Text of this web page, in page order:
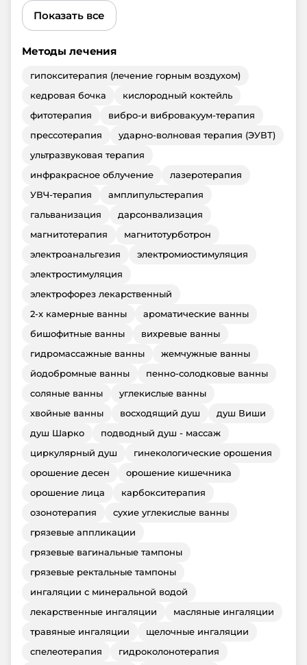
Показать все
Методы лечения
гипокситерапия (лечение горным воздухом)
кедровая бочка
кислородный коктейль
фитотерапия
вибро-и вибровакуум-терапия
прессотерапия
ударно-волновая терапия (ЭУВТ)
ультразвуковая терапия
инфракрасное облучение
лазеротерапия
УВЧ-терапия
амплипульстерапия
гальванизация
дарсонвализация
магнитотерапия
магнитотурботрон
электроанальгезия
электромиостимуляция
электростимуляция
электрофорез лекарственный
2-х камерные ванны
ароматические ванны
бишофитные ванны
вихревые ванны
гидромассажные ванны
жемчужные ванны
йодобромные ванны
пенно-солодковые ванны
соляные ванны
углекислые ванны
хвойные ванны
восходящий душ
душ Виши
душ Шарко
подводный душ - массаж
циркулярный душ
гинекологические орошения
орошение десен
орошение кишечника
орошение лица
карбокситерапия
озонотерапия
сухие углекислые ванны
грязевые аппликации
грязевые вагинальные тампоны
грязевые ректальные тампоны
ингаляции с минеральной водой
лекарственные ингаляции
масляные ингаляции
травяные ингаляции
щелочные ингаляции
спелеотерапия
гидроколонотерапия